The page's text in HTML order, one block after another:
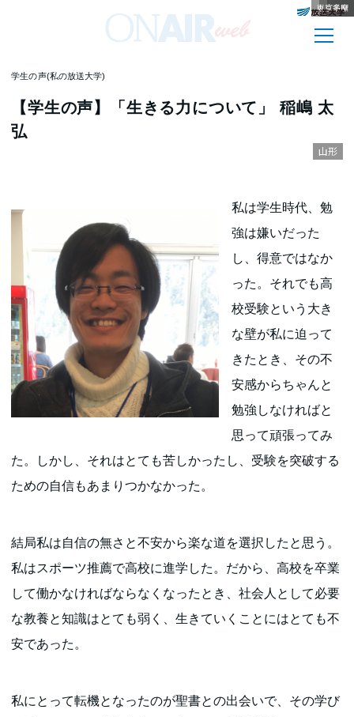
学生の声(私の放送大学)
【学生の声】「生きる力について」 稲嶋 太
弘
山形
私は学生時代、勉
強は嫌いだった
し、得意ではなか
った。それでも高
校受験という大き
な壁が私に迫って
きたとき、その不
安感からちゃんと
勉強しなければと
思って頑張ってみ
た。しかし、それはとても苦しかったし、受験を突破する
ための自信もあまりつかなかった。
結局私は自信の無さと不安から楽な道を選択したと思う。
私はスポーツ推薦で高校に進学した。だから、高校を卒業
して働かなければならなくなったとき、社会人として必要
な教養と知識はとても弱く、生きていくことにはとても不
安であった。
私にとって転機となったのが聖書との出会いで、その学び
高知
長崎
愛媛
新潟
秋田
青森
静岡
鹿児島
宮崎
滋賀
香川
東京多摩